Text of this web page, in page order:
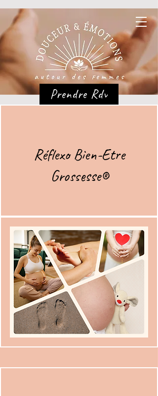
Prendre Rdv
Réflexo Bien-Etre
Grossesse®